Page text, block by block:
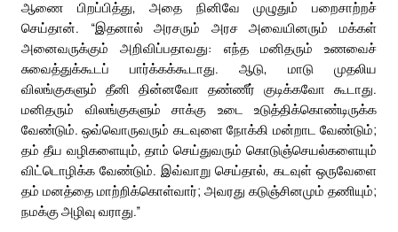
ஆணை பிறப்பித்து, அதை நினிவே முழுதும் பறைசாற்றச்
செய்தான். “இதனால் அரசரும் அரச அவையினரும் மக்கள்
அனைவருக்கும் அறிவிப்பதாவது: எந்த மனிதரும் உணவைச்
சுவைத்துக்கூடப் பார்க்கக்கூடாது. ஆடு, மாடு முதலிய
விலங்குகளும் தீனி தின்னவோ தண்ணீர் குடிக்கவோ கூடாது.
மனிதரும் விலங்குகளும் சாக்கு உடை உடுத்திக்கொண்டிருக்க
வேண்டும். ஒவ்வொருவரும் கடவுளை நோக்கி மன்றாட வேண்டும்;
தம் தீய வழிகளையும், தாம் செய்துவரும் கொடுஞ்செயல்களையும்
விட்டொழிக்க வேண்டும். இவ்வாறு செய்தால், கடவுள் ஒருவேளை
தம் மனத்தை மாற்றிக்கொள்வார்; அவரது கடுஞ்சினமும் தணியும்;
நமக்கு அழிவு வராது.”